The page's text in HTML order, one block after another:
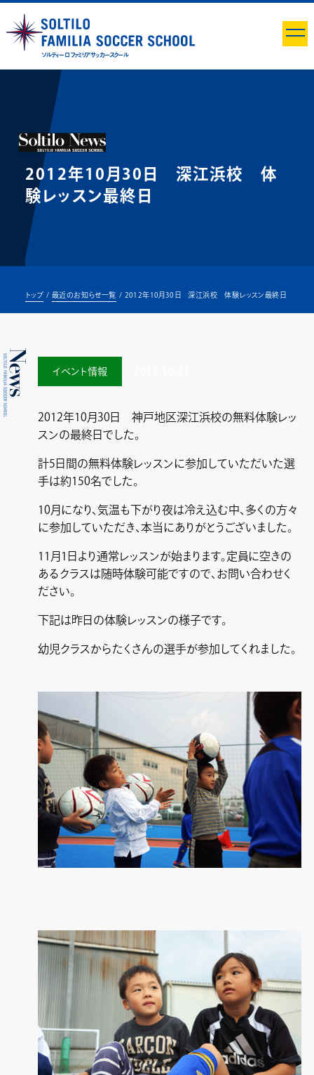
ソルティーロ ファミリア サッカースクール
2012年10月30日 深江浜校 体
験レッスン最終日
トップ 最近のお知らせ一覧 2012年10月30日 深江浜校 体験レッスン最終日
イベント情報
2012年10月30日 神戸地区深江浜校の無料体験レッ
スンの最終日でした。
計5日間の無料体験レッスンに参加していただいた選
手は約150名でした。
10月になり、気温も下がり夜は冷え込む中、多くの方々
に参加していただき、本当にありがとうございました。
11月1日より通常レッスンが始まります。定員に空きの
あるクラスは随時体験可能ですので、お問い合わせく
ださい。
下記は昨日の体験レッスンの様子です。
幼児クラスからたくさんの選手が参加してくれました。